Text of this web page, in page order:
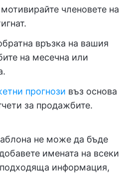
членовете на
връзка на вашия
на месечна или
прогнози въз основа
за продажбите.
не може да бъде
имената на всеки
информация,